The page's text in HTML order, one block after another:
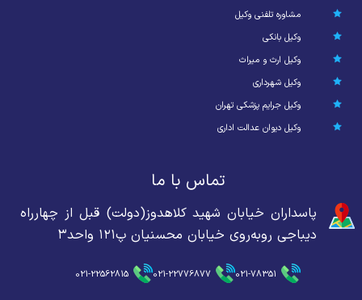
مشاوره تلفنی وکیل
وکیل بانکی
وکیل ارث و میراث
وکیل شهرداری
وکیل جرایم پزشکی تهران
وکیل دیوان عدالت اداری
تماس با ما
پاسداران خیابان شهید کلاهدوز(دولت) قبل از چهارراه
دیباجی روبه‌روی خیابان محسنیان پ۱۲۱ واحد۳
021-78351
021-22776877
021-22562815